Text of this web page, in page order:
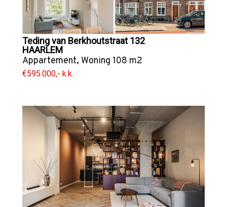
Teding van Berkhoutstraat 132
HAARLEM
Appartement, Woning 108 m2
€595.000,- k.k.